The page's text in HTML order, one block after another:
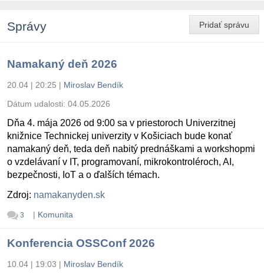
Pridať správu
Správy
Namakaný deň 2026
20.04 | 20:25 | Miroslav Bendík
Dátum udalosti: 04.05.2026
Dňa 4. mája 2026 od 9:00 sa v priestoroch Univerzitnej
knižnice Technickej univerzity v Košiciach bude konať
namakaný deň, teda deň nabitý prednáškami a workshopmi
o vzdelávaní v IT, programovaní, mikrokontroléroch, AI,
bezpečnosti, IoT a o ďalších témach.
Zdroj: namakanyden.sk
3 | Komunita
Konferencia OSSConf 2026
10.04 | 19:03 | Miroslav Bendík